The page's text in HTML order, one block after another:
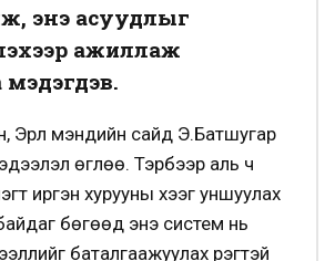
энэ асуудлыг
ажиллаж
мэдэгдэв.
Эрүүл мэндийн сайд Э.Батшугар
өглөө. Тэрбээр аль ч
иргэн хурууны хээг уншуулах
бөгөөд энэ систем нь
баталгаажуулах үүрэгтэй